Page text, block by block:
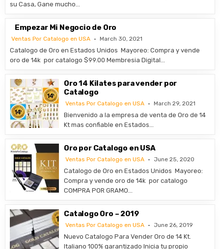
su Casa, Gane mucho…
Empezar Mi Negocio de Oro
Ventas Por Catalogo en USA March 30, 2021
Catalogo de Oro en Estados Unidos ​Mayoreo: Compra y vende
oro de 14k por catalogo $99.00 Membresia Digital…
Oro 14 Kilates para vender por
Catalogo
Ventas Por Catalogo en USA March 29, 2021
Bienvenido a la empresa de venta de Oro de 14
Kt mas confiable en Estados…
Oro por Catalogo en USA
Ventas Por Catalogo en USA June 25, 2020
Catalogo de Oro en Estados Unidos ​Mayoreo:
Compra y vende oro de 14k por catalogo
COMPRA POR GRAMO…
Catalogo Oro – 2019
Ventas Por Catalogo en USA June 26, 2019
Nuevo Catalogo Para Vender Oro de 14 Kt.
Italiano 100% garantizado Inicia tu propio